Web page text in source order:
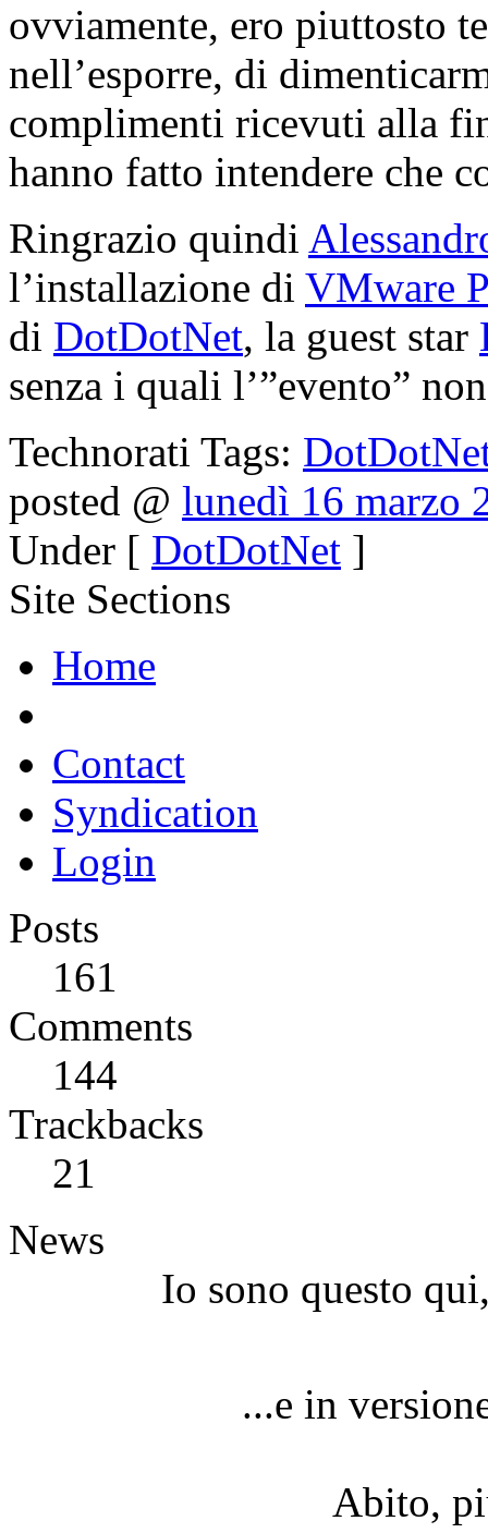
ovviamente, ero piuttosto
nell’esporre, di
complimenti ricevuti alla
hanno fatto intendere che
Ringrazio quindi
l’installazione di VMware
di DotDotNet, la guest star
senza i quali l’”evento”
Technorati Tags:
posted @ lunedì 16 marzo
Under [ DotDotNet ]
Site Sections
Home
Contact
Syndication
Login
Posts
161
Comments
144
Trackbacks
21
News
Io sono questo
...e in
Abito,